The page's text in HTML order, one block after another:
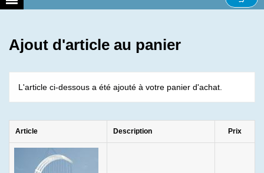
Ajout d'article au panier
L'article ci-dessous a été ajouté à votre panier d'achat.
Article Description Prix